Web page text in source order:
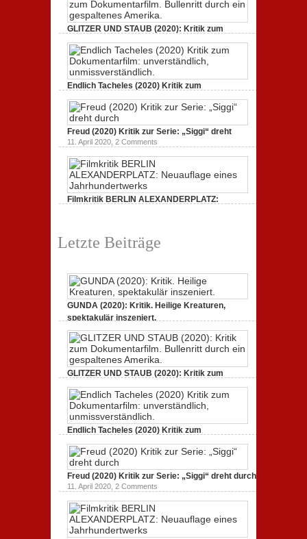
GLITZER UND STAUB (2020): Kritik zum
Dokumentarfilm.
3. Oktober 2020,2 Comments
Endlich Tacheles (2020) Kritik zum
Dokumentarfilm: unverständlich,
19. Mai 2020,0 Comments
Freud (2020) Kritik zur Serie: „Siggi“ dreht
11. April 2020, 2 Comments
Filmkritik BERLIN ALEXANDERPLATZ:
Letzte Beiträge
GUNDA (2020): Kritik. Heilige Kreaturen,
spektakulär inszeniert.
GLITZER UND STAUB (2020): Kritik zum
Dokumentarfilm. Bullenritt durch ein
gespaltenes Amerika.
3. Oktober 2020,2 Comments
Endlich Tacheles (2020) Kritik zum
Dokumentarfilm: unverständlich,
unmissverständlich.
19. Mai 2020,0 Comments
Freud (2020) Kritik zur Serie: „Siggi“ dreht durch
11. April 2020, 2 Comments